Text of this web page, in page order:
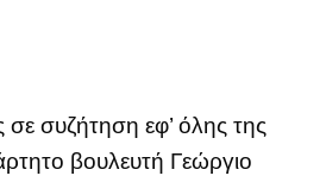
σε συζήτηση εφ’ όλης της
βουλευτή Γεώργιο